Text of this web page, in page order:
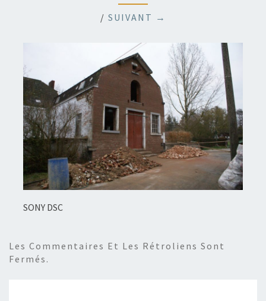
/ SUIVANT →
SONY DSC
Les Commentaires Et Les Rétroliens Sont
Fermés.